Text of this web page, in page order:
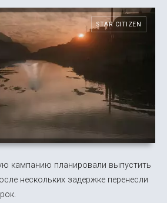
STAR CITIZEN
кампанию планировали выпустить
нескольких задержке перенесли